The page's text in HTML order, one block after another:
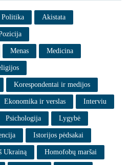
Politika Akistata
Menas Medicina
Korespondentai ir medijos
Ekonomika ir verslas Interviu
Psichologija Lygybė
Istorijos pėdsakai
Ukrainą Homofobų maršai